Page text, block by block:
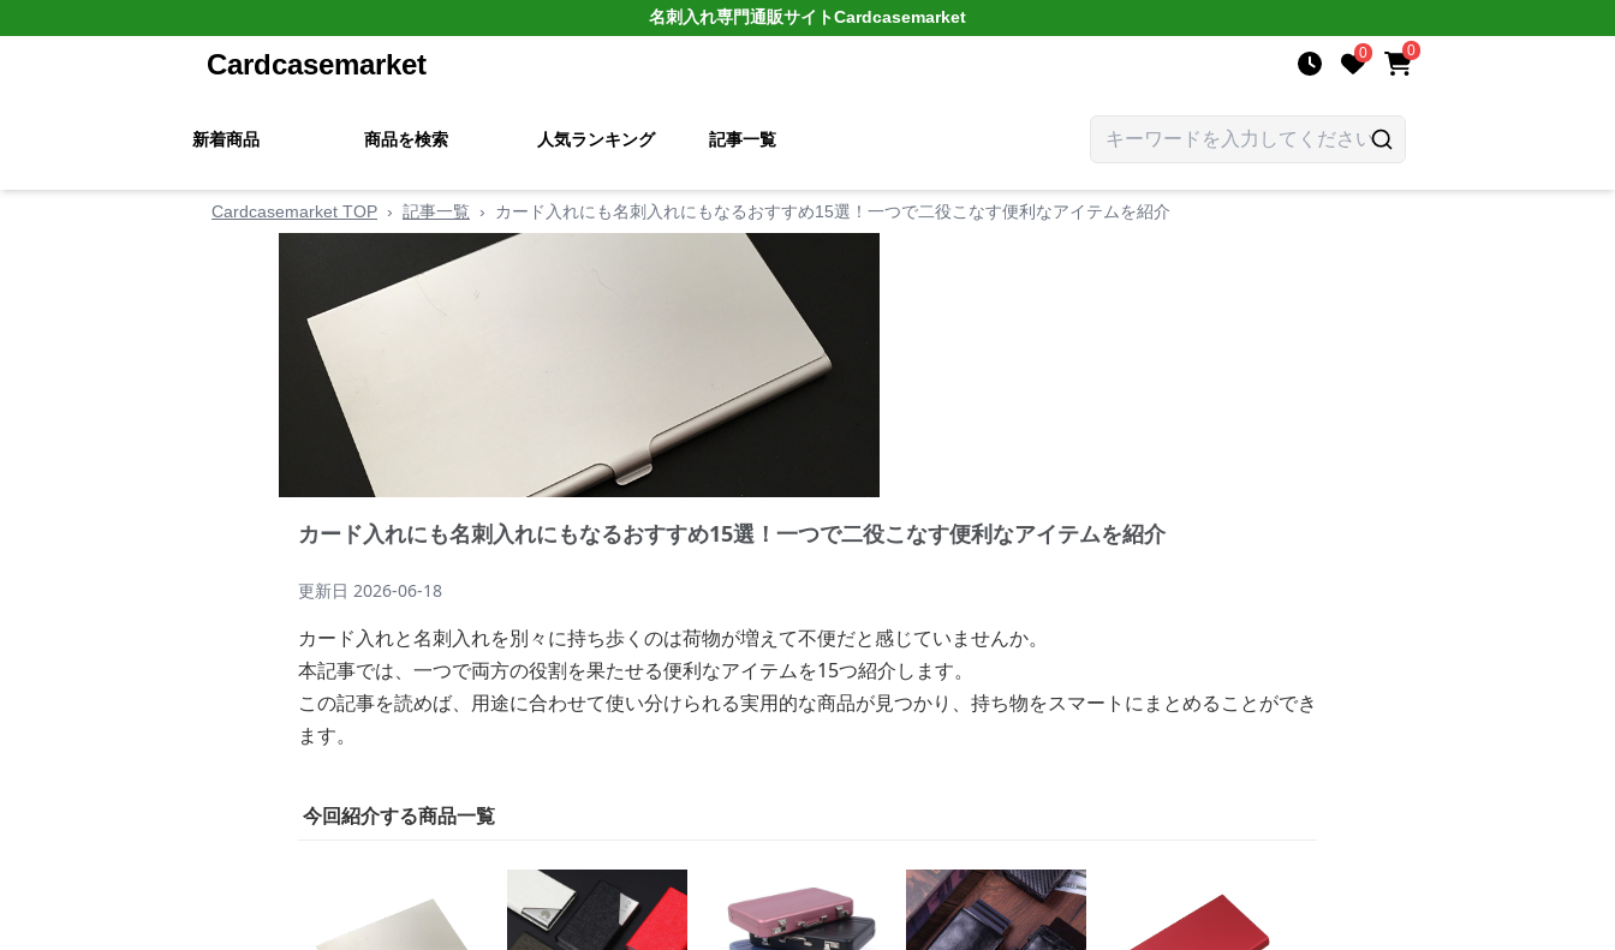
名刺入れ専門通販サイトCardcasemarket
Cardcasemarket 0 0
新着商品 商品を検索 人気ランキング 記事一覧
Cardcasemarket TOP › 記事一覧 › カード入れにも名刺入れにもなるおすすめ15選！一つで二役こなす便利なアイテムを紹介
カード入れにも名刺入れにもなるおすすめ15選！一つで二役こなす便利なアイテムを紹介
更新日 2026-06-18
カード入れと名刺入れを別々に持ち歩くのは荷物が増えて不便だと感じていませんか。
本記事では、一つで両方の役割を果たせる便利なアイテムを15つ紹介します。
この記事を読めば、用途に合わせて使い分けられる実用的な商品が見つかり、持ち物をスマートにまとめることができ
ます。
今回紹介する商品一覧